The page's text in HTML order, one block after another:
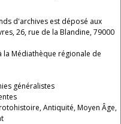
d'archives est déposé aux
26, rue de la Blandine, 79000
Médiathèque régionale de
généralistes
Antiquité, Moyen Âge,